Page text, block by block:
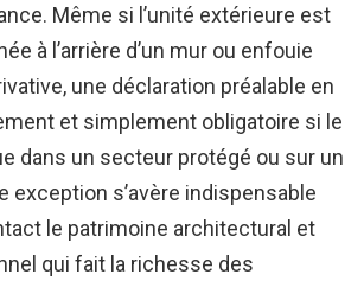
Même si l’unité extérieure est
à l’arrière d’un mur ou enfouie
une déclaration préalable en
et simplement obligatoire si le
dans un secteur protégé ou sur un
exception s’avère indispensable
le patrimoine architectural et
qui fait la richesse des